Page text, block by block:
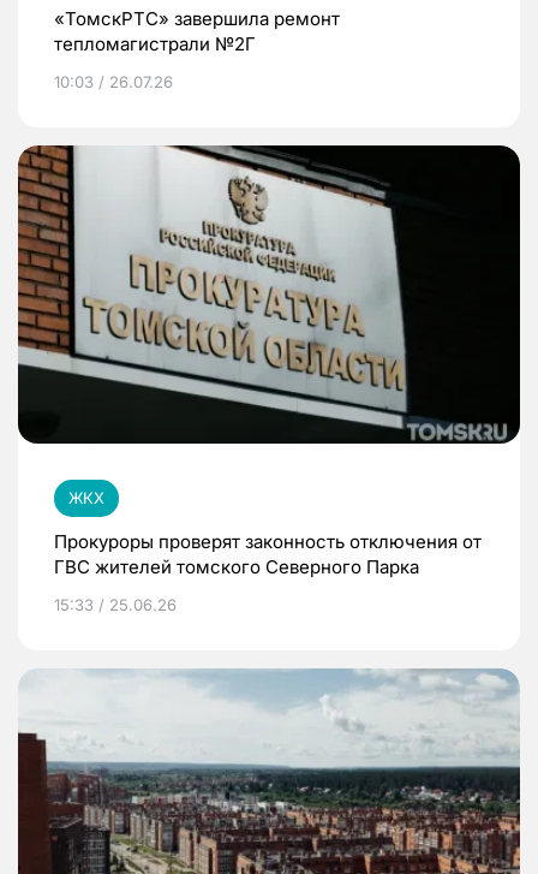
«ТомскРТС» завершила ремонт
тепломагистрали №2Г
10:03 / 26.07.26
ЖКХ
Прокуроры проверят законность отключения от
ГВС жителей томского Северного Парка
15:33 / 25.06.26